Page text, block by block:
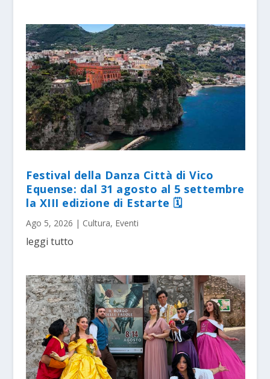
Festival della Danza Città di Vico
Equense: dal 31 agosto al 5 settembre
la XIII edizione di Estarte 🗓
Ago 5, 2026 | Cultura, Eventi
leggi tutto